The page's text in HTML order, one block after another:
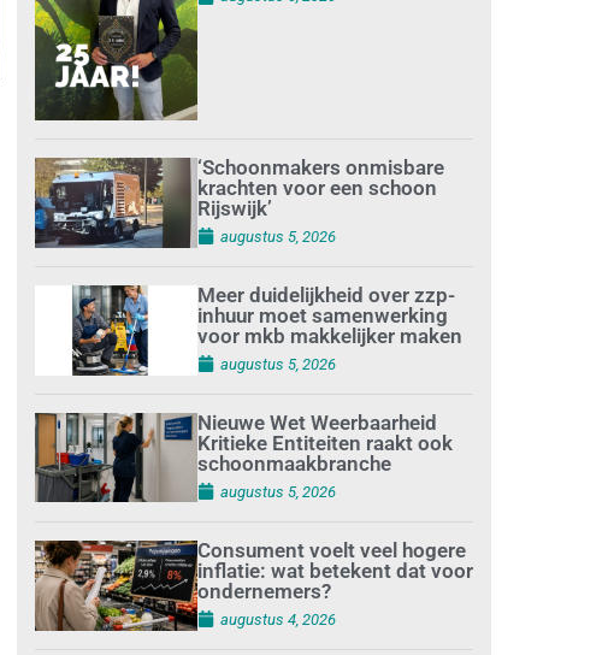
‘Schoonmakers onmisbare
krachten voor een schoon
Rijswijk’
augustus 5, 2026
Meer duidelijkheid over zzp-
inhuur moet samenwerking
voor mkb makkelijker maken
augustus 5, 2026
Nieuwe Wet Weerbaarheid
Kritieke Entiteiten raakt ook
schoonmaakbranche
augustus 5, 2026
Consument voelt veel hogere
inflatie: wat betekent dat voor
ondernemers?
augustus 4, 2026